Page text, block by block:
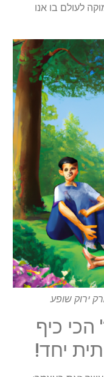
לעולם בו אנו
הכי כיף
יחד!